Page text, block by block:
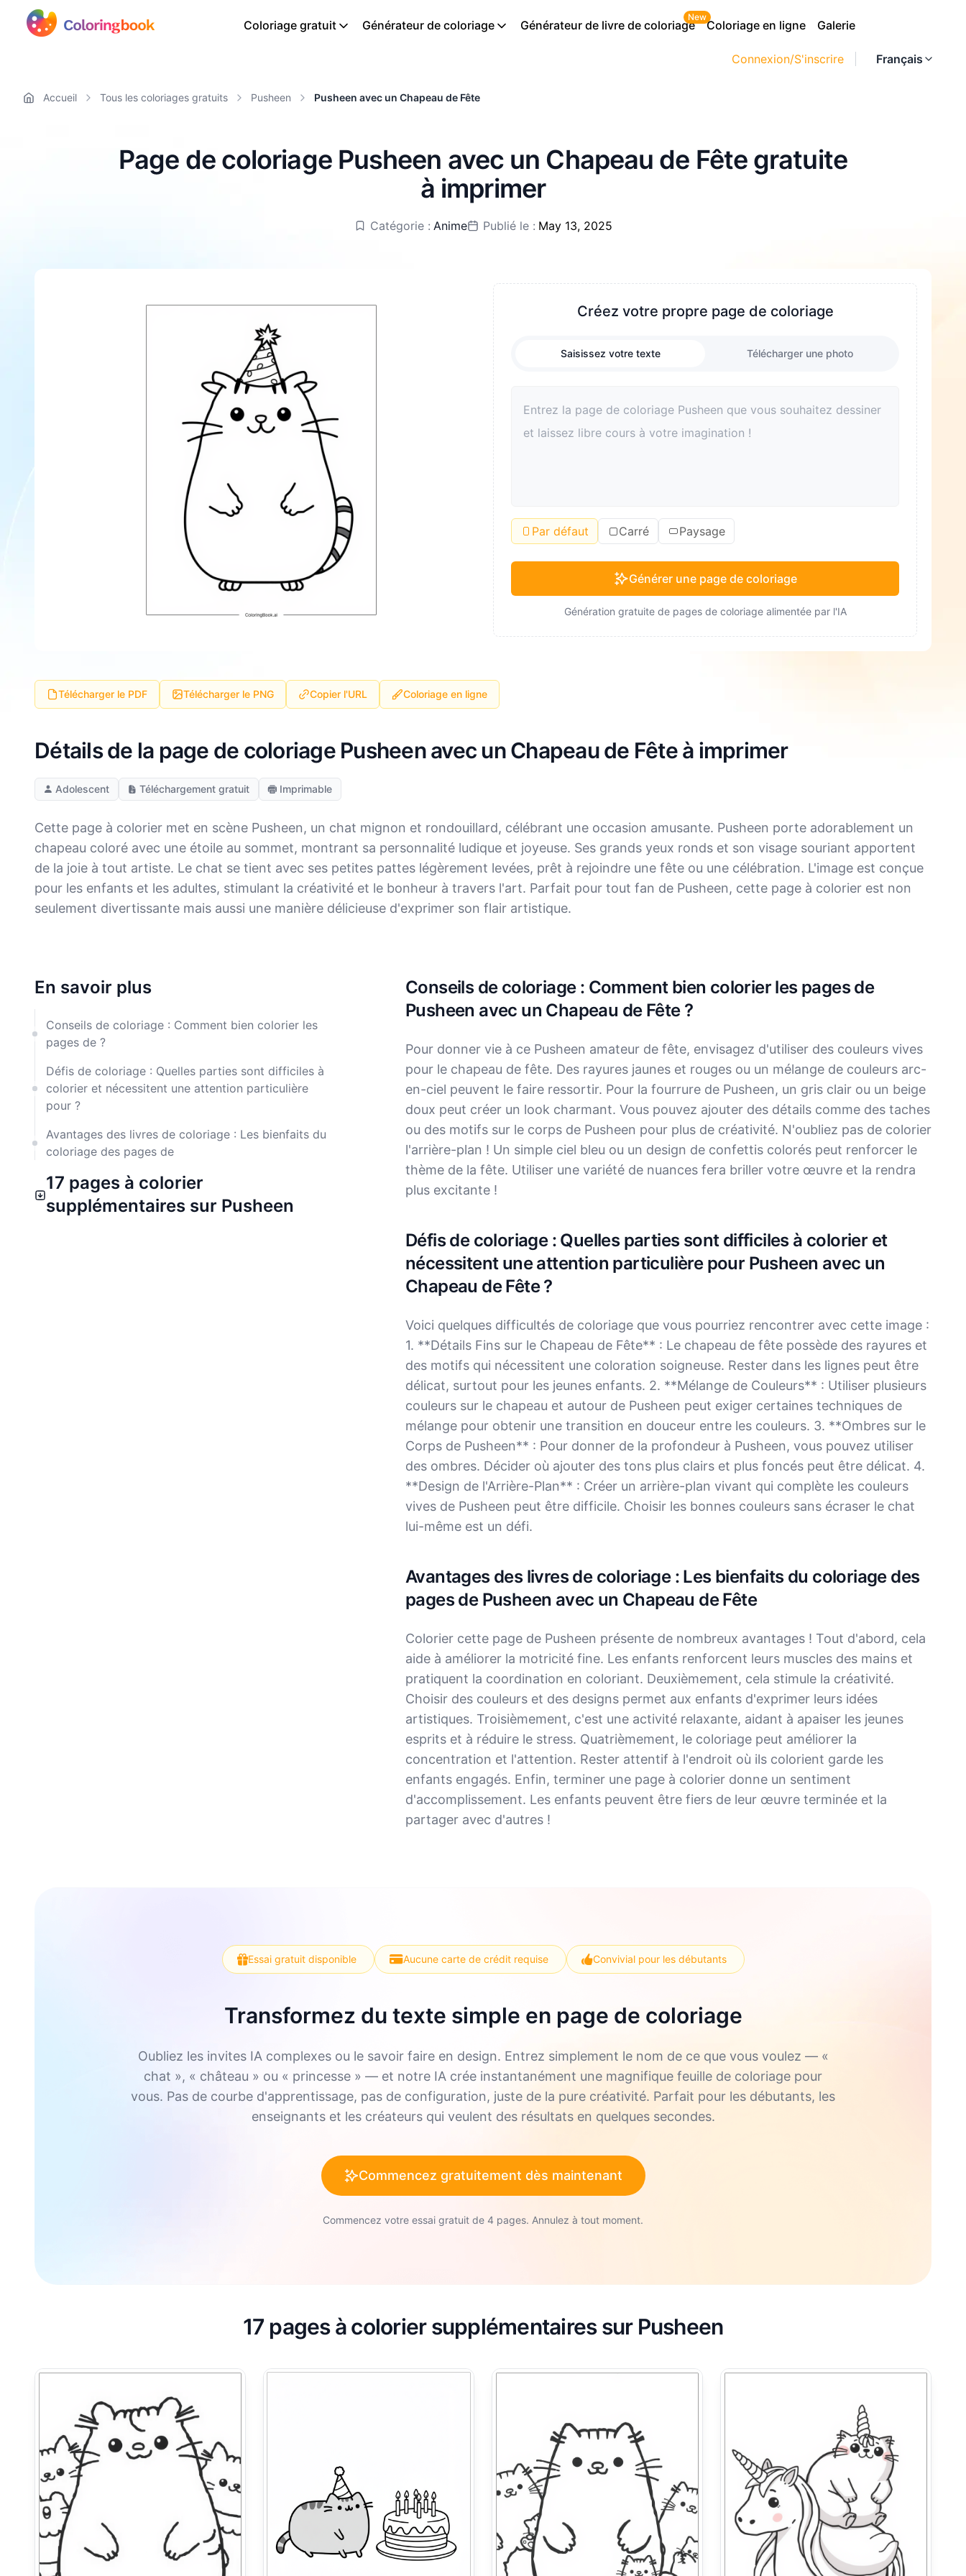
Connexion/S'inscrire Français
Coloriage gratuit Générateur de coloriage Générateur de livre de coloriage
New
Coloriage en ligne Galerie
Accueil Tous les coloriages gratuits Pusheen Pusheen avec un Chapeau de Fête
Page de coloriage Pusheen avec un Chapeau de Fête gratuite
à imprimer
Catégorie : Anime Publié le : May 13, 2025
Créez votre propre page de coloriage
Saisissez votre texte Télécharger une photo
Par défaut Carré Paysage
Générer une page de coloriage
Génération gratuite de pages de coloriage alimentée par l'IA
Télécharger le PDF Télécharger le PNG Copier l'URL Coloriage en ligne
Détails de la page de coloriage Pusheen avec un Chapeau de Fête à imprimer
Adolescent Téléchargement gratuit Imprimable
Cette page à colorier met en scène Pusheen, un chat mignon et rondouillard, célébrant une occasion amusante. Pusheen porte adorablement un
chapeau coloré avec une étoile au sommet, montrant sa personnalité ludique et joyeuse. Ses grands yeux ronds et son visage souriant apportent
de la joie à tout artiste. Le chat se tient avec ses petites pattes légèrement levées, prêt à rejoindre une fête ou une célébration. L'image est conçue
pour les enfants et les adultes, stimulant la créativité et le bonheur à travers l'art. Parfait pour tout fan de Pusheen, cette page à colorier est non
seulement divertissante mais aussi une manière délicieuse d'exprimer son flair artistique.
En savoir plus
Conseils de coloriage : Comment bien colorier les
pages de ?
Défis de coloriage : Quelles parties sont difficiles à
colorier et nécessitent une attention particulière
pour ?
Avantages des livres de coloriage : Les bienfaits du
coloriage des pages de
17 pages à colorier
supplémentaires sur Pusheen
Conseils de coloriage : Comment bien colorier les pages de
Pusheen avec un Chapeau de Fête ?
Pour donner vie à ce Pusheen amateur de fête, envisagez d'utiliser des couleurs vives
pour le chapeau de fête. Des rayures jaunes et rouges ou un mélange de couleurs arc-
en-ciel peuvent le faire ressortir. Pour la fourrure de Pusheen, un gris clair ou un beige
doux peut créer un look charmant. Vous pouvez ajouter des détails comme des taches
ou des motifs sur le corps de Pusheen pour plus de créativité. N'oubliez pas de colorier
l'arrière-plan ! Un simple ciel bleu ou un design de confettis colorés peut renforcer le
thème de la fête. Utiliser une variété de nuances fera briller votre œuvre et la rendra
plus excitante !
Défis de coloriage : Quelles parties sont difficiles à colorier et
nécessitent une attention particulière pour Pusheen avec un
Chapeau de Fête ?
Voici quelques difficultés de coloriage que vous pourriez rencontrer avec cette image :
1. **Détails Fins sur le Chapeau de Fête** : Le chapeau de fête possède des rayures et
des motifs qui nécessitent une coloration soigneuse. Rester dans les lignes peut être
délicat, surtout pour les jeunes enfants. 2. **Mélange de Couleurs** : Utiliser plusieurs
couleurs sur le chapeau et autour de Pusheen peut exiger certaines techniques de
mélange pour obtenir une transition en douceur entre les couleurs. 3. **Ombres sur le
Corps de Pusheen** : Pour donner de la profondeur à Pusheen, vous pouvez utiliser
des ombres. Décider où ajouter des tons plus clairs et plus foncés peut être délicat. 4.
**Design de l'Arrière-Plan** : Créer un arrière-plan vivant qui complète les couleurs
vives de Pusheen peut être difficile. Choisir les bonnes couleurs sans écraser le chat
lui-même est un défi.
Avantages des livres de coloriage : Les bienfaits du coloriage des
pages de Pusheen avec un Chapeau de Fête
Colorier cette page de Pusheen présente de nombreux avantages ! Tout d'abord, cela
aide à améliorer la motricité fine. Les enfants renforcent leurs muscles des mains et
pratiquent la coordination en coloriant. Deuxièmement, cela stimule la créativité.
Choisir des couleurs et des designs permet aux enfants d'exprimer leurs idées
artistiques. Troisièmement, c'est une activité relaxante, aidant à apaiser les jeunes
esprits et à réduire le stress. Quatrièmement, le coloriage peut améliorer la
concentration et l'attention. Rester attentif à l'endroit où ils colorient garde les
enfants engagés. Enfin, terminer une page à colorier donne un sentiment
d'accomplissement. Les enfants peuvent être fiers de leur œuvre terminée et la
partager avec d'autres !
Essai gratuit disponible Aucune carte de crédit requise Convivial pour les débutants
Transformez du texte simple en page de coloriage
Oubliez les invites IA complexes ou le savoir faire en design. Entrez simplement le nom de ce que vous voulez — «
chat », « château » ou « princesse » — et notre IA crée instantanément une magnifique feuille de coloriage pour
vous. Pas de courbe d'apprentissage, pas de configuration, juste de la pure créativité. Parfait pour les débutants, les
enseignants et les créateurs qui veulent des résultats en quelques secondes.
Commencez gratuitement dès maintenant
Commencez votre essai gratuit de 4 pages. Annulez à tout moment.
17 pages à colorier supplémentaires sur Pusheen